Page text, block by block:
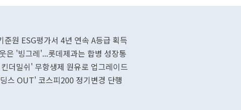
준원 ESG평가서 4년 연속 A등급 획득
은 '빙그레'...롯데제과는 합병 성장통
더밀쉬' 무항생제 원유로 업그레이드
스 OUT' 코스피200 정기변경 단행